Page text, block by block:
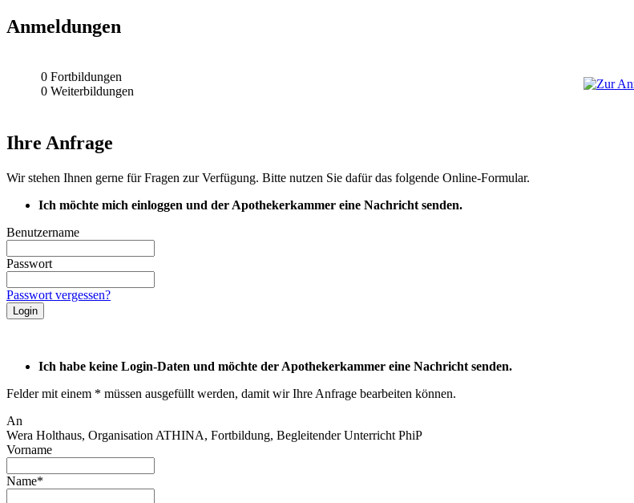
Anmeldungen
0 Fortbildungen
0 Weiterbildungen
Ihre Anfrage
Wir stehen Ihnen gerne für Fragen zur Verfügung. Bitte nutzen Sie dafür das folgende Online-Formular.
Ich möchte mich einloggen und der Apothekerkammer eine Nachricht senden.
Benutzername
Passwort
Passwort vergessen?
Ich habe keine Login-Daten und möchte der Apothekerkammer eine Nachricht senden.
Felder mit einem * müssen ausgefüllt werden, damit wir Ihre Anfrage bearbeiten können.
An
Wera Holthaus, Organisation ATHINA, Fortbildung, Begleitender Unterricht PhiP
Vorname
Name*